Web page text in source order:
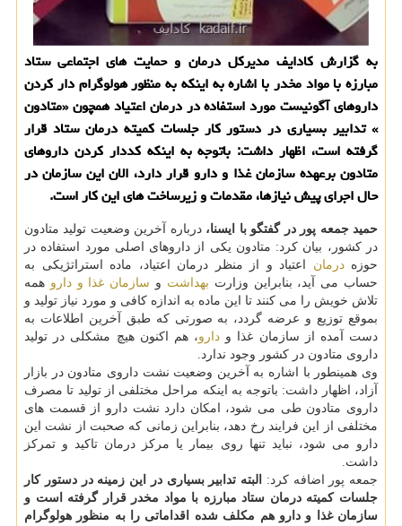
به گزارش كادایف مدیركل درمان و حمایت های اجتماعی ستاد
مبارزه با مواد مخدر با اشاره به اینكه به منظور هولوگرام دار كردن
داروهای آگونیست مورد استفاده در درمان اعتیاد همچون «متادون
» تدابیر بسیاری در دستور كار جلسات كمیته درمان ستاد قرار
گرفته است، اظهار داشت: باتوجه به اینكه كددار كردن داروهای
متادون برعهده سازمان غذا و دارو قرار دارد، الان این سازمان در
حال اجرای پیش نیازها، مقدمات و زیرساخت های این كار است.
حمید جمعه پور در گفتگو با ایسنا،درباره آخرین وضعیت تولید متادون
در كشور، بیان كرد: متادون یكی از داروهای اصلی مورد استفاده در
حوزهدرمان اعتیاد و از منظر درمان اعتیاد، ماده استراتژیكی به
حساب می آید، بنابراین وزارت بهداشت و سازمان غذا و دارو همه
تلاش خویش را می كنند تا این ماده به اندازه كافی و مورد نیاز تولید و
بموقع توزیع و عرضه گردد، به صورتی كه طبق آخرین اطلاعات به
دست آمده از سازمان غذا و دارو، هم اكنون هیچ مشكلی در تولید
داروی متادون در كشور وجود ندارد.
وی همینطور با اشاره به آخرین وضعیت نشت داروی متادون در بازار
آزاد، اظهار داشت: باتوجه به اینكه مراحل مختلفی از تولید تا مصرف
داروی متادون طی می شود، امكان دارد نشت دارو از قسمت های
مختلفی از این فرایند رخ دهد، بنابراین زمانی كه صحبت از نشت این
دارو می شود، نباید تنها روی بیمار یا مركز درمان تاكید و تمركز
داشت.
جمعه پور اضافه كرد:
البته تدابیر بسیاری در این زمینه در دستور كار
جلسات كمیته درمان ستاد مبارزه با مواد مخدر قرار گرفته است و
سازمان غذا و دارو هم مكلف شده اقداماتی را به منظور هولوگرام